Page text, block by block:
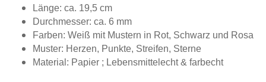
Länge: ca. 19,5 cm
Durchmesser: ca. 6 mm
Farben: Weiß mit Mustern in Rot, Schwarz und Rosa
Muster: Herzen, Punkte, Streifen, Sterne
Material: Papier ; Lebensmittelecht & farbecht